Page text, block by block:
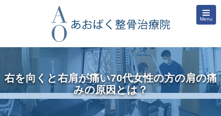
≡
Menu
右を向くと右肩が痛い70代女性の方の肩の痛
みの原因とは？